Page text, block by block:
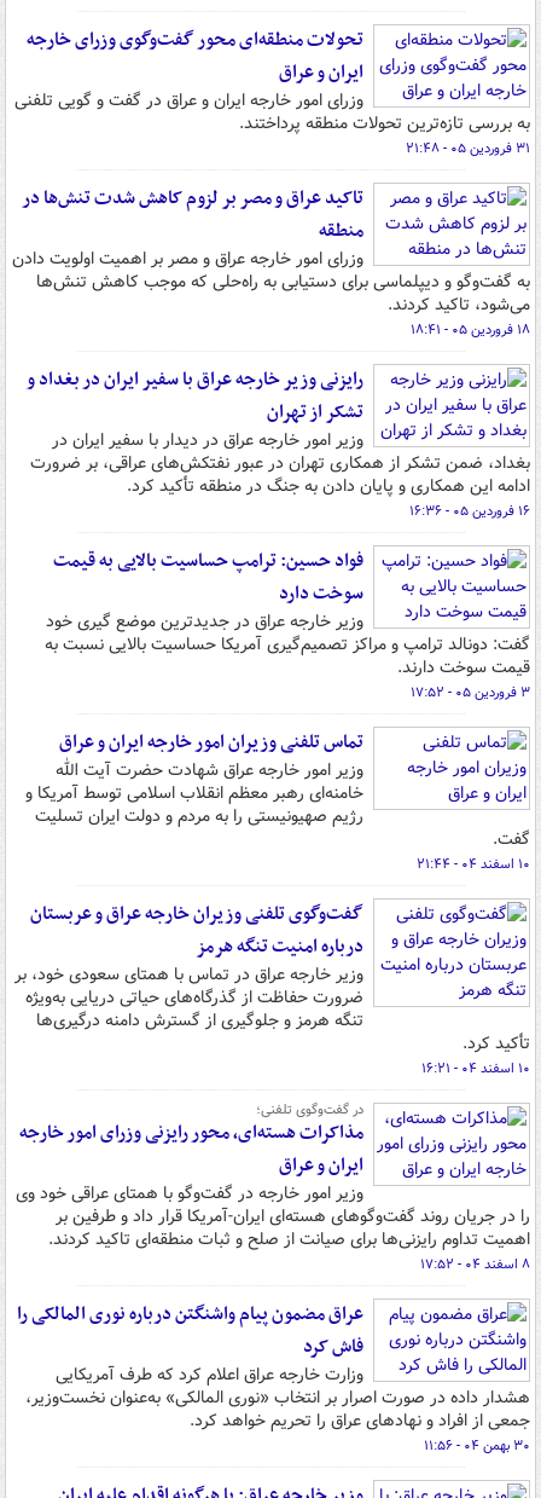
تحولات منطقه‌ای محور گفت‌وگوی وزرای خارجه
ایران و عراق
وزرای امور خارجه ایران و عراق در گفت و گویی تلفنی
به بررسی تازه‌ترین تحولات منطقه پرداختند.
۳۱ فروردین ۰۵ - ۲۱:۴۸
تاکید عراق و مصر بر لزوم کاهش شدت تنش‌ها در
منطقه
وزرای امور خارجه عراق و مصر بر اهمیت اولویت دادن
به گفت‌وگو و دیپلماسی برای دستیابی به راه‌حلی که موجب کاهش تنش‌ها
می‌شود، تاکید کردند.
۱۸ فروردین ۰۵ - ۱۸:۴۱
رایزنی وزیر خارجه عراق با سفیر ایران در بغداد و
تشکر از تهران
وزیر امور خارجه عراق در دیدار با سفیر ایران در
بغداد، ضمن تشکر از همکاری تهران در عبور نفتکش‌های عراقی، بر ضرورت
ادامه این همکاری و پایان دادن به جنگ در منطقه تأکید کرد.
۱۶ فروردین ۰۵ - ۱۶:۳۶
فواد حسین: ترامپ حساسیت بالایی به قیمت
سوخت دارد
وزیر خارجه عراق در جدیدترین موضع گیری خود
گفت: دونالد ترامپ و مراکز تصمیم‌گیری آمریکا حساسیت بالایی نسبت به
قیمت سوخت دارند.
۳ فروردین ۰۵ - ۱۷:۵۲
تماس تلفنی وزیران امور خارجه ایران و عراق
وزیر امور خارجه عراق شهادت حضرت آیت الله
خامنه‌ای رهبر معظم انقلاب اسلامی توسط آمریکا و
رژیم صهیونیستی را به مردم و دولت ایران تسلیت
گفت.
۱۰ اسفند ۰۴ - ۲۱:۴۴
گفت‌وگوی تلفنی وزیران خارجه عراق و عربستان
درباره امنیت تنگه هرمز
وزیر خارجه عراق در تماس با همتای سعودی خود، بر
ضرورت حفاظت از گذرگاه‌های حیاتی دریایی به‌ویژه
تنگه هرمز و جلوگیری از گسترش دامنه درگیری‌ها
تأکید کرد.
۱۰ اسفند ۰۴ - ۱۶:۲۱
در گفت‌وگوی تلفنی؛
مذاکرات هسته‌ای، محور رایزنی وزرای امور خارجه
ایران و عراق
وزیر امور خارجه در گفت‌وگو با همتای عراقی خود وی
را در جریان روند گفت‌وگوهای هسته‌ای ایران-آمریکا قرار داد و طرفین بر
اهمیت تداوم رایزنی‌ها برای صیانت از صلح و ثبات منطقه‌ای تاکید کردند.
۸ اسفند ۰۴ - ۱۷:۵۲
عراق مضمون پیام واشنگتن درباره نوری المالکی را
فاش کرد
وزارت خارجه عراق اعلام کرد که طرف آمریکایی
هشدار داده در صورت اصرار بر انتخاب «نوری المالکی» به‌عنوان نخست‌وزیر،
جمعی از افراد و نهادهای عراق را تحریم خواهد کرد.
۳۰ بهمن ۰۴ - ۱۱:۵۶